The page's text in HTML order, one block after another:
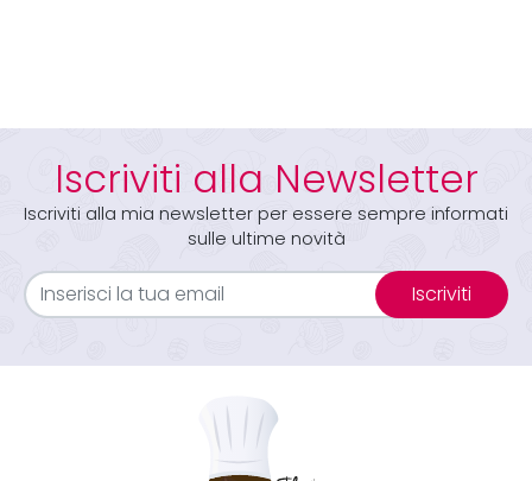
Iscriviti alla Newsletter
Iscriviti alla mia newsletter per essere sempre informati
sulle ultime novità
Iscriviti